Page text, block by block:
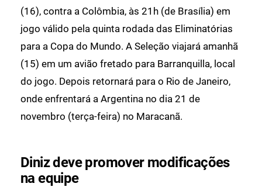
(16), contra a Colômbia, às 21h (de Brasília) em
jogo válido pela quinta rodada das Eliminatórias
para a Copa do Mundo. A Seleção viajará amanhã
(15) em um avião fretado para Barranquilla, local
do jogo. Depois retornará para o Rio de Janeiro,
onde enfrentará a Argentina no dia 21 de
novembro (terça-feira) no Maracanã.
Diniz deve promover modificações
na equipe